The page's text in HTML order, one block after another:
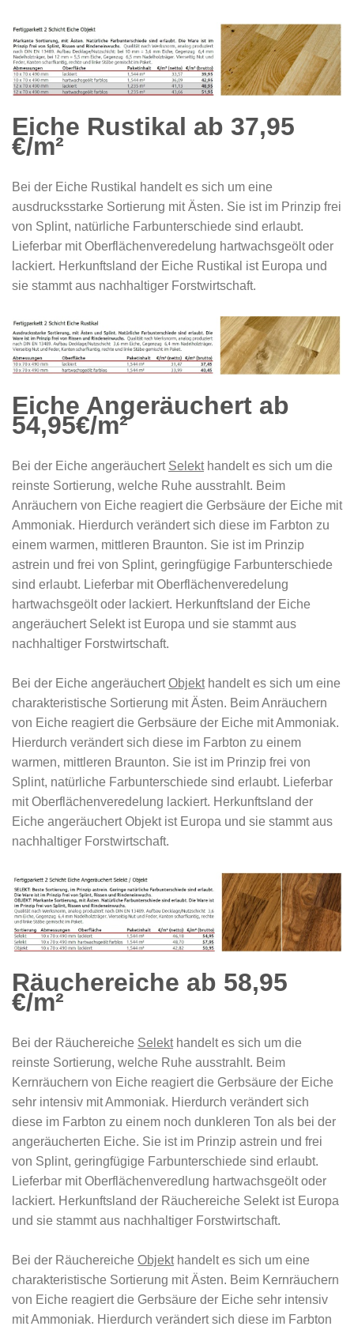
Eiche Rustikal ab 37,95
€/m²
Bei der Eiche Rustikal handelt es sich um eine
ausdrucksstarke Sortierung mit Ästen. Sie ist im Prinzip frei
von Splint, natürliche Farbunterschiede sind erlaubt.
Lieferbar mit Oberflächenveredelung hartwachsgeölt oder
lackiert. Herkunftsland der Eiche Rustikal ist Europa und
sie stammt aus nachhaltiger Forstwirtschaft.
Eiche Angeräuchert ab
54,95€/m²
Bei der Eiche angeräuchert Selekthandelt es sich um die
reinste Sortierung, welche Ruhe ausstrahlt. Beim
Anräuchern von Eiche reagiert die Gerbsäure der Eiche mit
Ammoniak. Hierdurch verändert sich diese im Farbton zu
einem warmen, mittleren Braunton. Sie ist im Prinzip
astrein und frei von Splint, geringfügige Farbunterschiede
sind erlaubt. Lieferbar mit Oberflächenveredelung
hartwachsgeölt oder lackiert. Herkunftsland der Eiche
angeräuchert Selekt ist Europa und sie stammt aus
nachhaltiger Forstwirtschaft.
Bei der Eiche angeräuchertObjekthandelt es sich um eine
charakteristische Sortierung mit Ästen. Beim Anräuchern
von Eiche reagiert die Gerbsäure der Eiche mit Ammoniak.
Hierdurch verändert sich diese im Farbton zu einem
warmen, mittleren Braunton. Sie ist im Prinzip frei von
Splint, natürliche Farbunterschiede sind erlaubt. Lieferbar
mit Oberflächenveredelung lackiert. Herkunftsland der
Eiche angeräuchert Objekt ist Europa und sie stammt aus
nachhaltiger Forstwirtschaft.
Räuchereiche ab 58,95
€/m²
Bei der Räuchereiche Selekthandelt es sich um die
reinste Sortierung, welche Ruhe ausstrahlt. Beim
Kernräuchern von Eiche reagiert die Gerbsäure der Eiche
sehr intensiv mit Ammoniak. Hierdurch verändert sich
diese im Farbton zu einem noch dunkleren Ton als bei der
angeräucherten Eiche. Sie ist im Prinzip astrein und frei
von Splint, geringfügige Farbunterschiede sind erlaubt.
Lieferbar mit Oberflächenveredlung hartwachsgeölt oder
lackiert. Herkunftsland der Räuchereiche Selekt ist Europa
und sie stammt aus nachhaltiger Forstwirtschaft.
Bei der Räuchereiche Objekthandelt es sich um eine
charakteristische Sortierung mit Ästen. Beim Kernräuchern
von Eiche reagiert die Gerbsäure der Eiche sehr intensiv
mit Ammoniak. Hierdurch verändert sich diese im Farbton